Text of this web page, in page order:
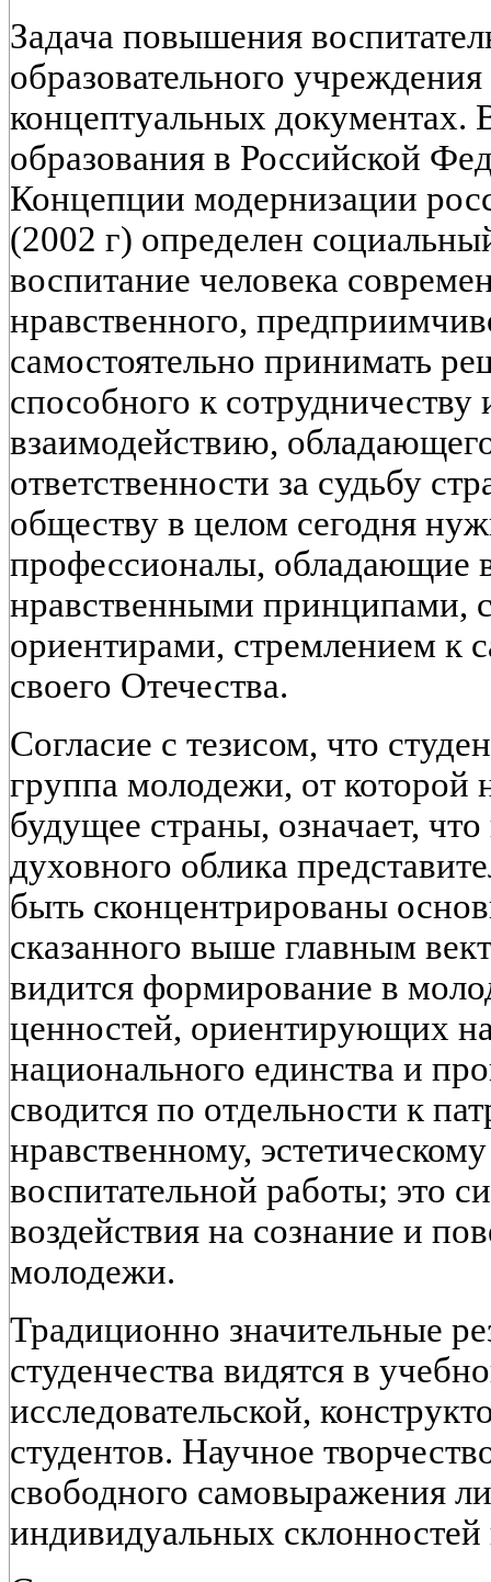
Задача повышения
образовательного
концептуальных документах.
образования в Российской
Концепции модернизации
(2002 г) определен
воспитание человека
нравственного,
самостоятельно принимать
способного к
взаимодействию,
ответственности за судьбу
обществу в целом сегодня
профессионалы, обладающие
нравственными принципами,
ориентирами, стремлением к
своего Отечества.
Согласие с тезисом, что
группа молодежи, от которой
будущее страны, означает,
духовного облика
быть сконцентрированы
сказанного выше главным
видится формирование в
ценностей, ориентирующих
национального единства и
сводится по отдельности к
нравственному,
воспитательной работы; это
воздействия на сознание и
молодежи.
Традиционно значительные
студенчества видятся в
исследовательской,
студентов. Научное
свободного самовыражения
индивидуальных склонностей